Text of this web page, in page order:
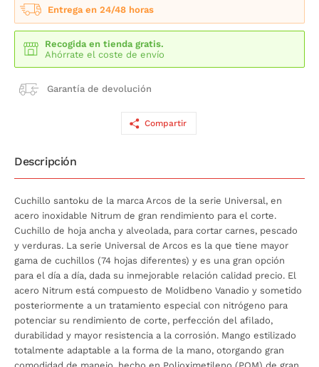
Entrega en 24/48 horas
Recogida en tienda gratis.
Ahórrate el coste de envío
Garantía de devolución
Compartir
Descripción
Cuchillo santoku de la marca Arcos de la serie Universal, en
acero inoxidable Nitrum de gran rendimiento para el corte.
Cuchillo de hoja ancha y alveolada, para cortar carnes, pescado
y verduras. La serie Universal de Arcos es la que tiene mayor
gama de cuchillos (74 hojas diferentes) y es una gran opción
para el día a día, dada su inmejorable relación calidad precio. El
acero Nitrum está compuesto de Molidbeno Vanadio y sometido
posteriormente a un tratamiento especial con nitrógeno para
potenciar su rendimiento de corte, perfección del afilado,
durabilidad y mayor resistencia a la corrosión. Mango estilizado
totalmente adaptable a la forma de la mano, otorgando gran